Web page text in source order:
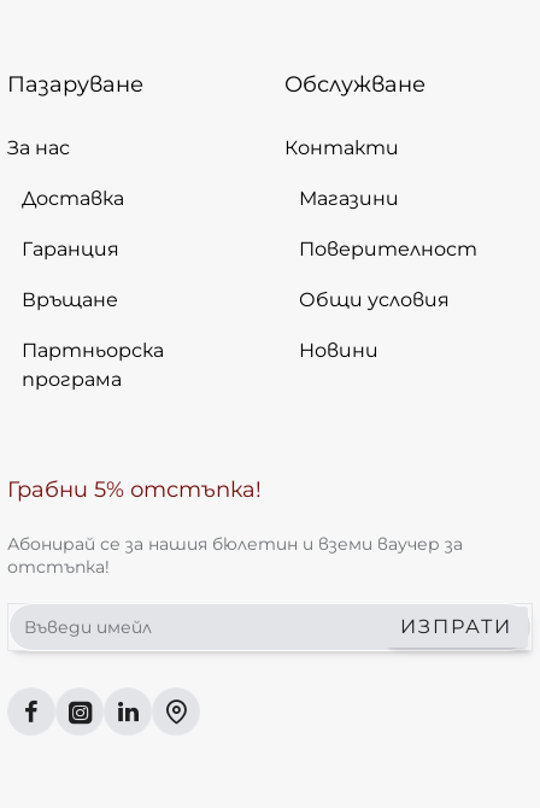
Пазаруване
За нас
Доставка
Гаранция
Връщане
Партньорска
програма
Обслужване
Контакти
Магазини
Поверителност
Общи условия
Новини
Грабни 5% отстъпка!
Абонирай се за нашия бюлетин и вземи ваучер за
отстъпка!
Въведи
имейл
ИЗПРАТИ